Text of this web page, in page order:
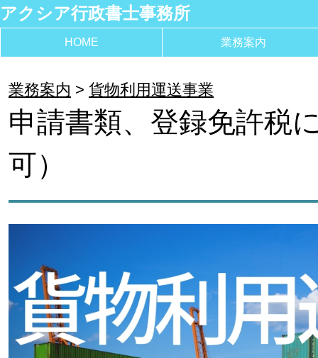
アクシア行政書士事務所
HOME 業務案内
業務案内 貨物利用運送事業
申請書類、登録免許税
可）